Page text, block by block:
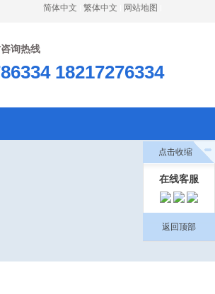
简体中文 繁体中文 网站地图
询热线
18217276334
点击收缩
在线客服
返回顶部